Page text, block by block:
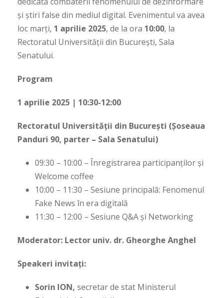
și știri false din mediul digital. Evenimentul va avea
loc marți, 1 aprilie 2025, de la ora 10:00, la
Rectoratul Universității din București, Sala
Senatului.
Program
1 aprilie 2025 | 10:30-12:00
Rectoratul Universității din București (Șoseaua
Panduri 90, parter – Sala Senatului)
09:30 – 10:00 – Înregistrarea participanților și
Welcome coffee
10:00 – 11:30 – Sesiune principală: Fenomenul
Fake News în era digitală
11:30 – 12:00 – Sesiune Q&A și Networking
Moderator: Lector univ. dr. Gheorghe Anghel
Speakeri invitați:
Sorin ION, secretar de stat Ministerul